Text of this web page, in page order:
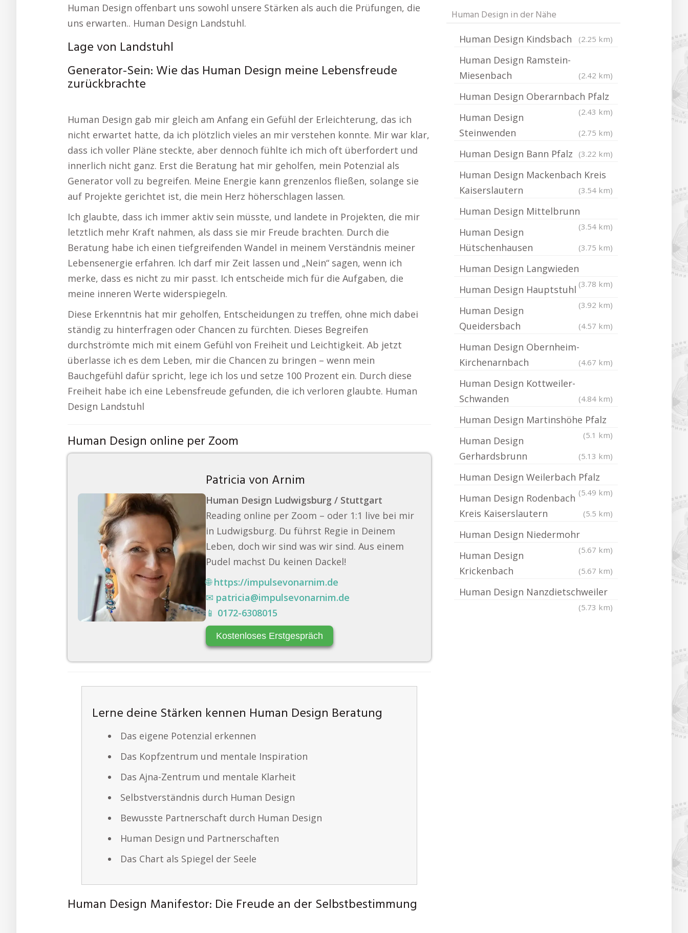
Human Design offenbart uns sowohl unsere Stärken als auch die Prüfungen, die
uns erwarten.. Human Design Landstuhl.
Lage von Landstuhl
Generator-Sein: Wie das Human Design meine Lebensfreude
zurückbrachte
Human Design gab mir gleich am Anfang ein Gefühl der Erleichterung, das ich
nicht erwartet hatte, da ich plötzlich vieles an mir verstehen konnte. Mir war klar,
dass ich voller Pläne steckte, aber dennoch fühlte ich mich oft überfordert und
innerlich nicht ganz. Erst die Beratung hat mir geholfen, mein Potenzial als
Generator voll zu begreifen. Meine Energie kann grenzenlos fließen, solange sie
auf Projekte gerichtet ist, die mein Herz höherschlagen lassen.
Ich glaubte, dass ich immer aktiv sein müsste, und landete in Projekten, die mir
letztlich mehr Kraft nahmen, als dass sie mir Freude brachten. Durch die
Beratung habe ich einen tiefgreifenden Wandel in meinem Verständnis meiner
Lebensenergie erfahren. Ich darf mir Zeit lassen und „Nein“ sagen, wenn ich
merke, dass es nicht zu mir passt. Ich entscheide mich für die Aufgaben, die
meine inneren Werte widerspiegeln.
Diese Erkenntnis hat mir geholfen, Entscheidungen zu treffen, ohne mich dabei
ständig zu hinterfragen oder Chancen zu fürchten. Dieses Begreifen
durchströmte mich mit einem Gefühl von Freiheit und Leichtigkeit. Ab jetzt
überlasse ich es dem Leben, mir die Chancen zu bringen – wenn mein
Bauchgefühl dafür spricht, lege ich los und setze 100 Prozent ein. Durch diese
Freiheit habe ich eine Lebensfreude gefunden, die ich verloren glaubte. Human
Design Landstuhl
Human Design online per Zoom
Patricia von Arnim
Human Design Ludwigsburg / Stuttgart
Reading online per Zoom – oder 1:1 live bei mir
in Ludwigsburg. Du führst Regie in Deinem
Leben, doch wir sind was wir sind. Aus einem
Pudel machst Du keinen Dackel!
🌐https://impulsevonarnim.de
✉ patricia@impulsevonarnim.de
📱 0172-6308015
Kostenloses Erstgespräch
Lerne deine Stärken kennen Human Design Beratung
Das eigene Potenzial erkennen
Das Kopfzentrum und mentale Inspiration
Das Ajna-Zentrum und mentale Klarheit
Selbstverständnis durch Human Design
Bewusste Partnerschaft durch Human Design
Human Design und Partnerschaften
Das Chart als Spiegel der Seele
Human Design Manifestor: Die Freude an der Selbstbestimmung
Human Design in der Nähe
Human Design Kindsbach (2.25 km)
Human Design Ramstein-
Miesenbach
(2.42 km)
Human Design Oberarnbach Pfalz
(2.43 km)
Human Design
Steinwenden
(2.75 km)
Human Design Bann Pfalz (3.22 km)
Human Design Mackenbach Kreis
Kaiserslautern
(3.54 km)
Human Design Mittelbrunn
(3.54 km)
Human Design
Hütschenhausen
(3.75 km)
Human Design Langwieden
(3.78 km)
Human Design Hauptstuhl
(3.92 km)
Human Design
Queidersbach
(4.57 km)
Human Design Obernheim-
Kirchenarnbach
(4.67 km)
Human Design Kottweiler-
Schwanden
(4.84 km)
Human Design Martinshöhe Pfalz
(5.1 km)
Human Design
Gerhardsbrunn
(5.13 km)
Human Design Weilerbach Pfalz
(5.49 km)
Human Design Rodenbach
Kreis Kaiserslautern
(5.5 km)
Human Design Niedermohr
(5.67 km)
Human Design
Krickenbach
(5.67 km)
Human Design Nanzdietschweiler
(5.73 km)